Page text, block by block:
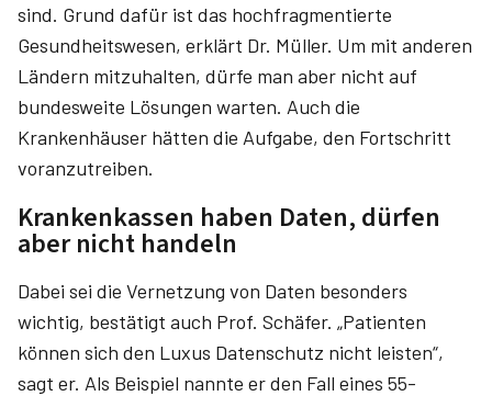
sind. Grund dafür ist das hochfragmentierte
Gesundheitswesen, erklärt Dr. Müller. Um mit anderen
Ländern mitzuhalten, dürfe man aber nicht auf
bundesweite Lösungen warten. Auch die
Krankenhäuser hätten die Aufgabe, den Fortschritt
voranzutreiben.
Krankenkassen haben Daten, dürfen
aber nicht handeln
Dabei sei die Vernetzung von Daten besonders
wichtig, bestätigt auch Prof. Schäfer. „Patienten
können sich den Luxus Datenschutz nicht leis­ten“,
sagt er. Als Beispiel nannte er den Fall eines 55-